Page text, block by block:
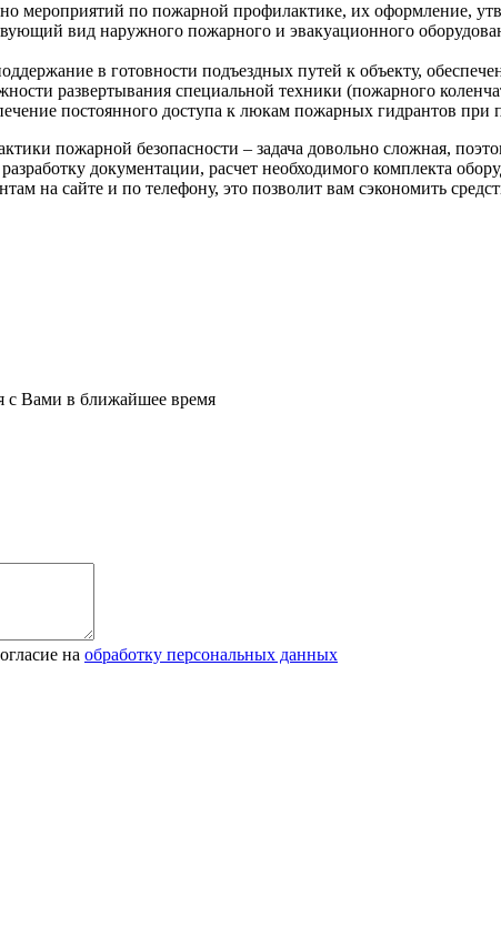
мероприятий по пожарной профилактике, их оформление,
вид наружного пожарного и эвакуационного
в готовности подъездных путей к объекту,
развертывания специальной техники (пожарного
постоянного доступа к люкам пожарных гидрантов при
пожарной безопасности – задача довольно сложная,
документации, расчет необходимого комплекта
на сайте и по телефону, это позволит вам сэкономить
с Вами в ближайшее время
на обработку персональных данных